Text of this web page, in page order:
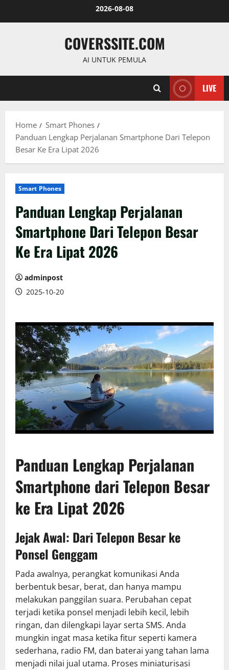
2026-08-08
COVERSSITE.COM
AI UNTUK PEMULA
LIVE
Home
Smart Phones
Panduan Lengkap Perjalanan Smartphone Dari Telepon
Besar Ke Era Lipat 2026
Smart Phones
Panduan Lengkap Perjalanan
Smartphone Dari Telepon Besar
Ke Era Lipat 2026
adminpost
2025-10-20
Panduan Lengkap Perjalanan
Smartphone dari Telepon Besar
ke Era Lipat 2026
Jejak Awal: Dari Telepon Besar ke
Ponsel Genggam
Pada awalnya, perangkat komunikasi Anda
berbentuk besar, berat, dan hanya mampu
melakukan panggilan suara. Perubahan cepat
terjadi ketika ponsel menjadi lebih kecil, lebih
ringan, dan dilengkapi layar serta SMS. Anda
mungkin ingat masa ketika fitur seperti kamera
sederhana, radio FM, dan baterai yang tahan lama
menjadi nilai jual utama. Proses miniaturisasi